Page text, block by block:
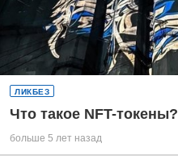
ЛИКБЕЗ
Что такое NFT-токены?
больше 5 лет назад